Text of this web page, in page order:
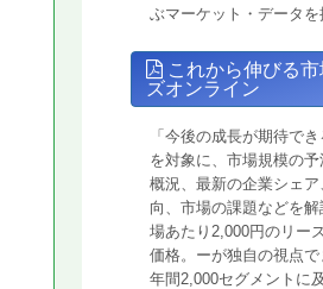
ぶマーケット・データを
これから伸びる市
ズオンライン
「今後の成長が期待でき
を対象に、市場規模の
概況、最新の企業シェア
向、市場の課題などを
場あたり2,000円のリー
価格。ーが独自の視点で
年間2,000セグメントに